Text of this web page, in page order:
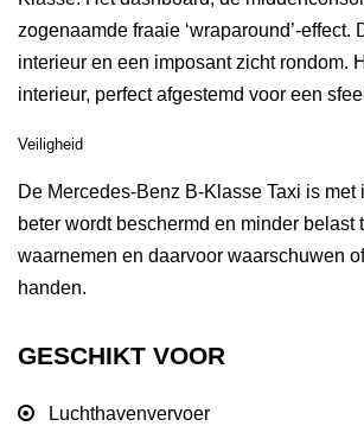
zogenaamde fraaie ‘wraparound’-
interieur en een imposant zicht rondom.
interieur, perfect afgestemd voor een
Veiligheid
De Mercedes-Benz B-Klasse Taxi is
beter wordt beschermd en minder
waarnemen en daarvoor waarschuwen
handen.
GESCHIKT VOOR
Luchthavenvervoer